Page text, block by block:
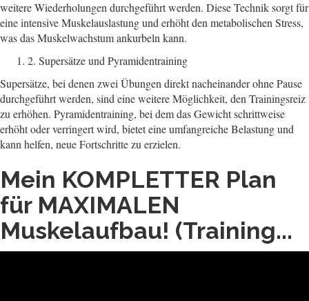
weitere Wiederholungen durchgeführt werden. Diese Technik sorgt für
eine intensive Muskelauslastung und erhöht den metabolischen Stress,
was das Muskelwachstum ankurbeln kann.
2. Supersätze und Pyramidentraining
Supersätze, bei denen zwei Übungen direkt nacheinander ohne Pause
durchgeführt werden, sind eine weitere Möglichkeit, den Trainingsreiz
zu erhöhen. Pyramidentraining, bei dem das Gewicht schrittweise
erhöht oder verringert wird, bietet eine umfangreiche Belastung und
kann helfen, neue Fortschritte zu erzielen.
Mein KOMPLETTER Plan
für MAXIMALEN
Muskelaufbau! (Training...